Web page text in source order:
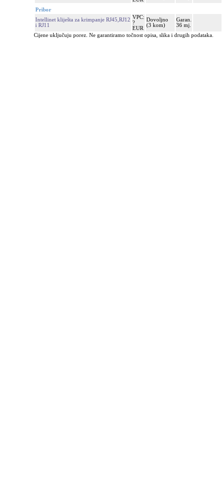
Pribor
Intellinet kliješta za krimpanje RJ45,RJ12
i RJ11
VPC:
?
EUR
Dovoljno
(3 kom)
Garan.
36 mj.
Cijene uključuju porez. Ne garantiramo točnost opisa, slika i drugih podataka.